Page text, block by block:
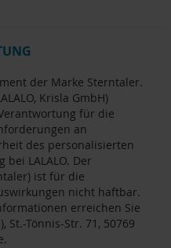
der Marke Sterntaler.
Krisla GmbH)
für die
an
des personalisierten
LALALO. Der
ist für die
nicht haftbar.
erreichen Sie
St.-Tönnis-Str. 71, 50769
.